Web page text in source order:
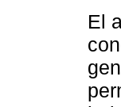
El